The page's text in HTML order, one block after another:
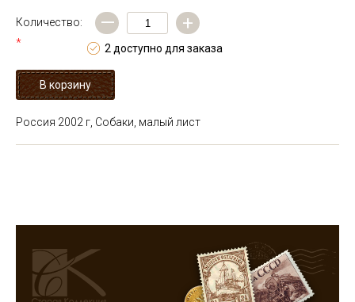
Количество:
*
— +
2 доступно для заказа
Россия 2002 г, Собаки, малый лист